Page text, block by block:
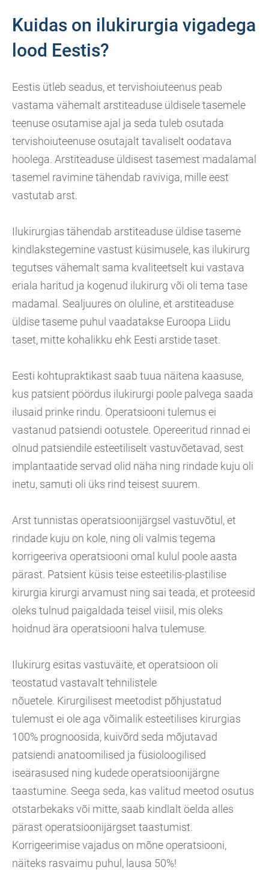
Kuidas on ilukirurgia vigadega
lood Eestis?
Eestis ütleb seadus, et tervishoiuteenus peab
vastama vähemalt arstiteaduse üldisele tasemele
teenuse osutamise ajal ja seda tuleb osutada
tervishoiuteenuse osutajalt tavaliselt oodatava
hoolega. Arstiteaduse üldisest tasemest madalamal
tasemel ravimine tähendab raviviga, mille eest
vastutab arst.
Ilukirurgias tähendab arstiteaduse üldise taseme
kindlakstegemine vastust küsimusele, kas ilukirurg
tegutses vähemalt sama kvaliteetselt kui vastava
eriala haritud ja kogenud ilukirurg või oli tema tase
madamal. Sealjuures on oluline, et arstiteaduse
üldise taseme puhul vaadatakse Euroopa Liidu
taset, mitte kohalikku ehk Eesti arstide taset.
Eesti kohtupraktikast saab tuua näitena kaasuse,
kus patsient pöördus ilukirurgi poole palvega saada
ilusaid prinke rindu. Operatsiooni tulemus ei
vastanud patsiendi ootustele. Opereeritud rinnad ei
olnud patsiendile esteetiliselt vastuvõetavad, sest
implantaatide servad olid näha ning rindade kuju oli
inetu, samuti oli üks rind teisest suurem.
Arst tunnistas operatsioonijärgsel vastuvõtul, et
rindade kuju on kole, ning oli valmis tegema
korrigeeriva operatsiooni omal kulul poole aasta
pärast. Patsient küsis teise esteetilis-plastilise
kirurgia kirurgi arvamust ning sai teada, et proteesid
oleks tulnud paigaldada teisel viisil, mis oleks
hoidnud ära operatsiooni halva tulemuse.
Ilukirurg esitas vastuväite, et operatsioon oli
teostatud vastavalt tehnilistele
nõuetele. Kirurgilisest meetodist põhjustatud
tulemust ei ole aga võimalik esteetilises kirurgias
100% prognoosida, kuivõrd seda mõjutavad
patsiendi anatoomilised ja füsioloogilised
iseärasused ning kudede operatsioonijärgne
taastumine. Seega seda, kas valitud meetod osutus
otstarbekaks või mitte, saab kindlalt öelda alles
pärast operatsioonijärgset taastumist.
Korrigeerimise vajadus on mõne operatsiooni,
näiteks rasvaimu puhul, lausa 50%!